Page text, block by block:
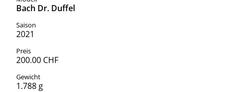
Bach Dr. Duffel
2021
200.00 CHF
1.788 g